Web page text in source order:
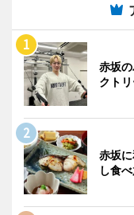
赤坂
クト
赤坂
し食